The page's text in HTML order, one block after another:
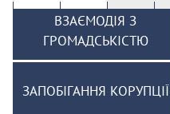
ВЗАЄМОДІЯ З
ГРОМАДСЬКІСТЮ
ЗАПОБІГАННЯ КОРУПЦІЇ